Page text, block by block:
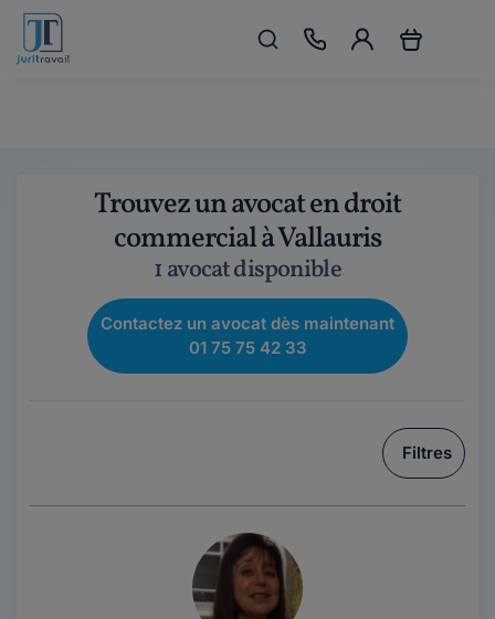
Trouvez un avocat en droit
commercial à Vallauris
1 avocat disponible
Contactez un avocat dès maintenant
01 75 75 42 33
Filtres